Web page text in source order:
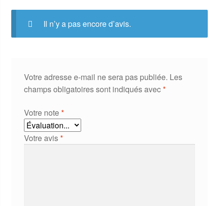
Il n’y a pas encore d’avis.
Votre adresse e-mail ne sera pas publiée. Les
champs obligatoires sont indiqués avec*
Votre note*
Votre avis*